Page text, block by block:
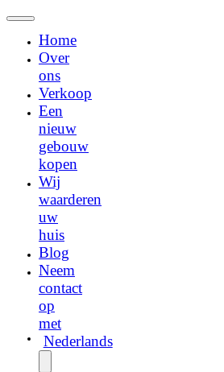
Home
Over
ons
Verkoop
Een
nieuw
gebouw
kopen
Wij
waarderen
uw
huis
Blog
Neem
contact
op
met
Nederlands